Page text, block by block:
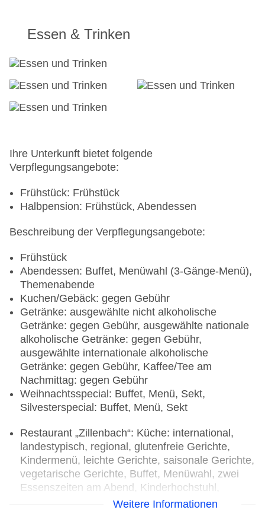
Essen & Trinken
Ihre Unterkunft bietet folgende
Verpflegungsangebote:
Frühstück: Frühstück
Halbpension: Frühstück, Abendessen
Beschreibung der Verpflegungsangebote:
Frühstück
Abendessen: Buffet, Menüwahl (3-Gänge-Menü),
Themenabende
Kuchen/Gebäck: gegen Gebühr
Getränke: ausgewählte nicht alkoholische
Getränke: gegen Gebühr, ausgewählte nationale
alkoholische Getränke: gegen Gebühr,
ausgewählte internationale alkoholische
Getränke: gegen Gebühr, Kaffee/Tee am
Nachmittag: gegen Gebühr
Weihnachtsspecial: Buffet, Menü, Sekt,
Silvesterspecial: Buffet, Menü, Sekt
Restaurant „Zillenbach“: Küche: international,
landestypisch, regional, glutenfreie Gerichte,
Kindermenü, leichte Gerichte, saisonale Gerichte,
vegetarische Gerichte, Buffet, Menüwahl, zwei
Essenszeiten am Abend, Kinderhochstuhl,
angemessene Kleidung erwünscht
Weitere Informationen